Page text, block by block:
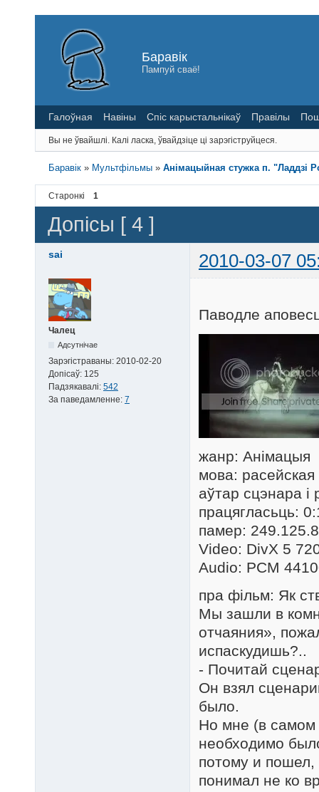
Баравік
Пампуй сваё!
Галоўная Навіны Спіс карыстальнікаў Правілы
Вы не ўвайшлі. Калі ласка, ўвайдзіце ці зарэгіструйцеся.
Баравік » Мультфільмы »Анiмацыйная стужка п. "Ладдзі
Старонкі 1
Допісы [ 4 ]
sai 2010-03-07
Чалец
Адсутнічае
Зарэгістраваны: 2010-02-20
Допісаў: 125
Падзякавалі: 542
За паведамленне: 7
Паводле
жанр: Анімацыя
мова: расейская
аўтар сцэнара
працягласьць:
памер:
Video: DivX 5
Audio: PCM
пра фільм: Як
Мы зашли в
отчаяния»,
испаскудишь?..
- Почитай
Он взял
было.
Но мне (в самом
необходимо
потому и пошел,
понимал не ко